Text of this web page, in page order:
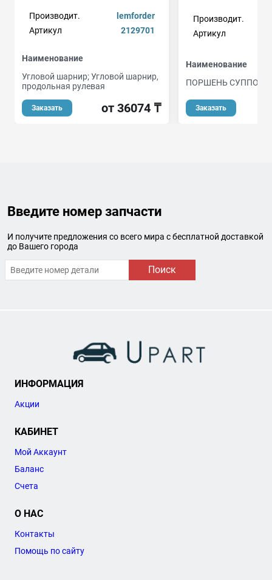
Производит.
lemforder
Артикул
2129701
Наименование
Угловой шарнир; Угловой шарнир,
продольная рулевая
Заказать от 36074 ₸
Производит.
Артикул
Наименование
ПОРШЕНЬ
Заказать
Введите номер запчасти
И получите предложения со всего мира с бесплатной доставкой
до Вашего города
Поиск
ИНФОРМАЦИЯ
Акции
КАБИНЕТ
Мой Аккаунт
Баланс
Счета
О НАС
Контакты
Помощь по сайту